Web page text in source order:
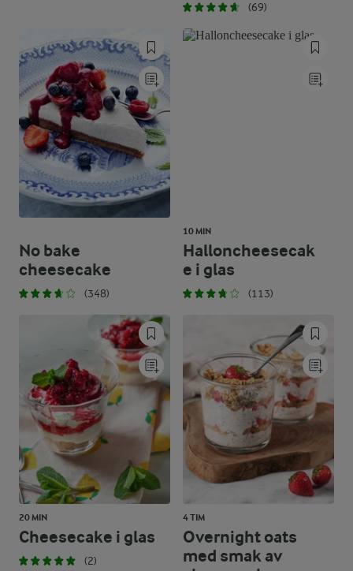
(69)
No bake
cheesecake
(348)
10 MIN
Halloncheesecak
e i glas
(113)
20 MIN
Cheesecake i glas
(2)
4 TIM
Overnight oats
med smak av